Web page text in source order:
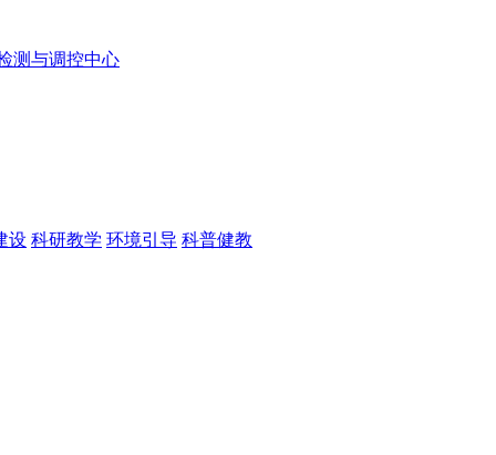
测与调控中心
设 科研教学 环境引导 科普健教